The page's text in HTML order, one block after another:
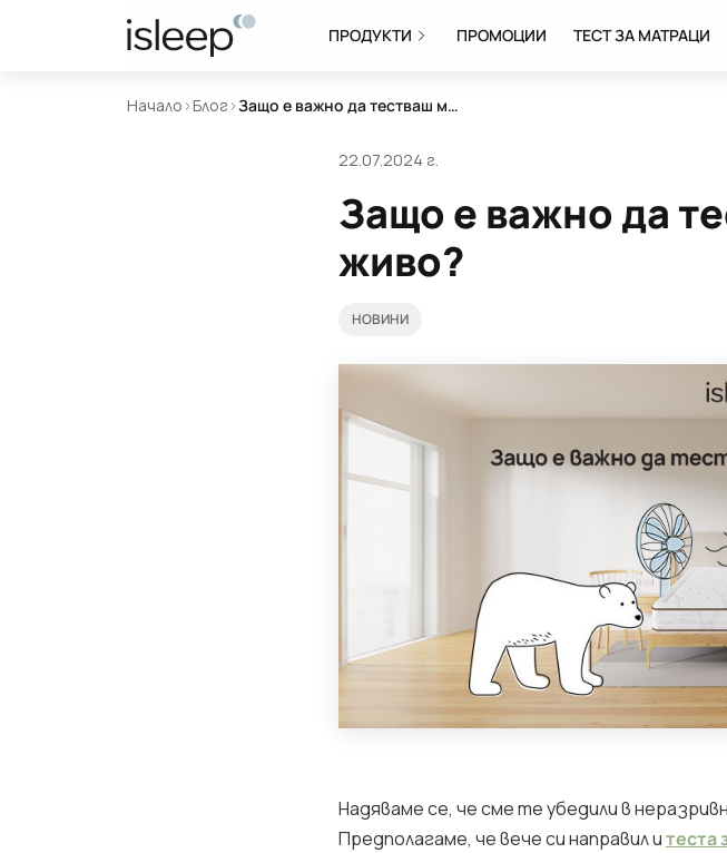
ПРОДУКТИ ПРОМОЦИИ ТЕСТ ЗА МАТРАЦИ
Начало >Блог > Защо е важно да тестваш матрака на живо?
22.07.2024 г.
Защо е важно да
живо?
НОВИНИ
Надяваме се, че сме те убедили в
Предполагаме, че вече си направил итеста